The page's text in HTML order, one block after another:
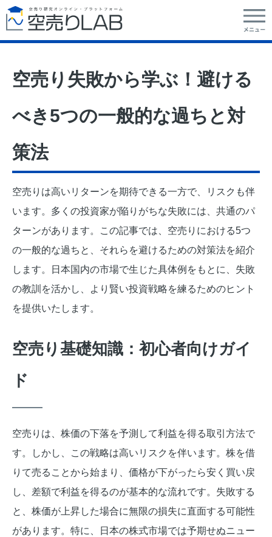
空売り失敗から学ぶ！避ける
べき5つの一般的な過ちと対
策法
空売りは高いリターンを期待できる一方で、リスクも伴
います。多くの投資家が陥りがちな失敗には、共通のパ
ターンがあります。この記事では、空売りにおける5つ
の一般的な過ちと、それらを避けるための対策法を紹介
します。日本国内の市場で生じた具体例をもとに、失敗
の教訓を活かし、より賢い投資戦略を練るためのヒント
を提供いたします。
空売り基礎知識：初心者向けガイ
ド
空売りは、株価の下落を予測して利益を得る取引方法で
す。しかし、この戦略は高いリスクを伴います。株を借
りて売ることから始まり、価格が下がったら安く買い戻
し、差額で利益を得るのが基本的な流れです。失敗する
と、株価が上昇した場合に無限の損失に直面する可能性
があります。特に、日本の株式市場では予期せぬニュー